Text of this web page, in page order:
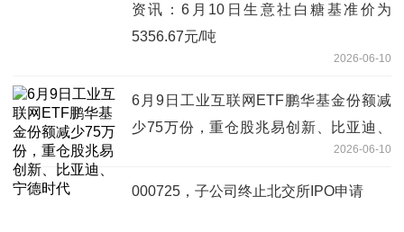
资讯：6月10日生意社白糖基准价为
5356.67元/吨
2026-06-10
6月9日工业互联网ETF鹏华基金份额减
少75万份，重仓股兆易创新、比亚迪、
2026-06-10
000725，子公司终止北交所IPO申请